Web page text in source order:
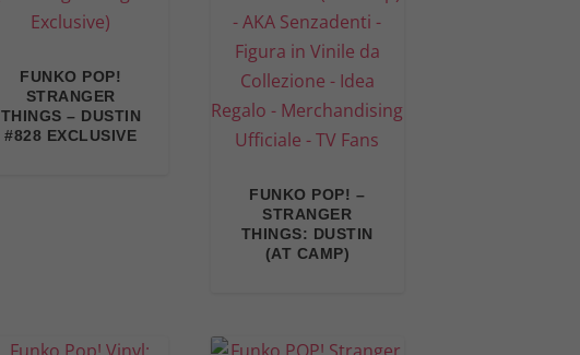
FUNKO POP!
STRANGER
THINGS – DUSTIN
#828 EXCLUSIVE
FUNKO POP! –
STRANGER
THINGS: DUSTIN
(AT CAMP)